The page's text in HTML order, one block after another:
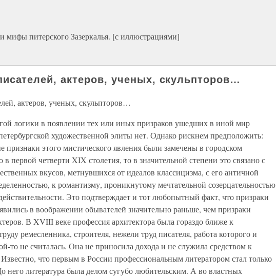
питерского Зазеркалья. [с иллюстрациями]
актеров, ученых, скульпторов…
актеров, ученых, скульпторов…
логики в появлении тех или иных призраков ушедших в иной мир
художественной элиты нет. Однако рискнем предположить:
признаки этого мистического явления были замечены в городском
в первой четверти XIX столетия, то в значительной степени это связано с
вкусов, метнувшихся от идеалов классицизма, с его античной
к романтизму, проникнутому мечтательной созерцательностью
Это подтверждает и тот любопытный факт, что призраки
в воображении обывателей значительно раньше, чем призраки
В XVIII веке профессия архитектора была гораздо ближе к
ремесленника, строителя, нежели труд писателя, работа которого и
то не считалась. Она не приносила дохода и не служила средством к
что первым в России профессиональным литератором стал только
литература была делом сугубо любительским. А во властных